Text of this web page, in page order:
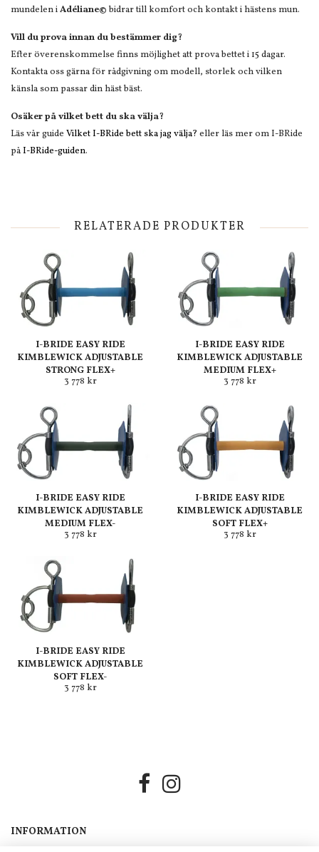
mundelen iAdéliane© bidrar till komfort och kontakt i hästens mun.
Vill du prova innan du bestämmer dig?
Efter överenskommelse finns möjlighet att prova bettet i 15 dagar.
Kontakta oss gärna för rådgivning om modell, storlek och vilken
känsla som passar din häst bäst.
Osäker på vilket bett du ska välja?
Läs vår guide Vilket I-BRide bett ska jag välja? eller läs mer om I-BRide
påI-BRide-guiden.
RELATERADE PRODUKTER
I-BRIDE EASY RIDE
KIMBLEWICK ADJUSTABLE
STRONG FLEX+
3 778 kr
I-BRIDE EASY RIDE
KIMBLEWICK ADJUSTABLE
MEDIUM FLEX+
3 778 kr
I-BRIDE EASY RIDE
KIMBLEWICK ADJUSTABLE
MEDIUM FLEX-
3 778 kr
I-BRIDE EASY RIDE
KIMBLEWICK ADJUSTABLE
SOFT FLEX+
3 778 kr
I-BRIDE EASY RIDE
KIMBLEWICK ADJUSTABLE
SOFT FLEX-
3 778 kr
INFORMATION